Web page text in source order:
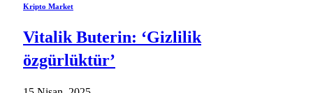
Kripto Market
Vitalik Buterin: ‘Gizlilik
özgürlüktür’